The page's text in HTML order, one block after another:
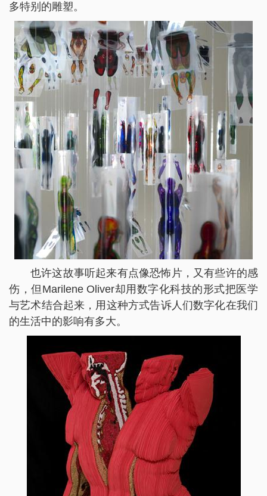
多特别的雕塑。
也许这故事听起来有点像恐怖片，又有些许的感
伤，但Marilene Oliver却用数字化科技的形式把医学
与艺术结合起来，用这种方式告诉人们数字化在我们
的生活中的影响有多大。